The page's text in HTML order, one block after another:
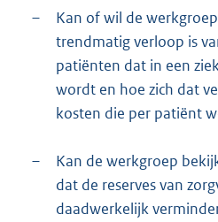
–
Kan of wil de
trendmatig verloop is
patiënten dat in een
wordt en hoe zich dat
kosten die per patiënt
–
Kan de werkgroep
dat de reserves van
daadwerkelijk